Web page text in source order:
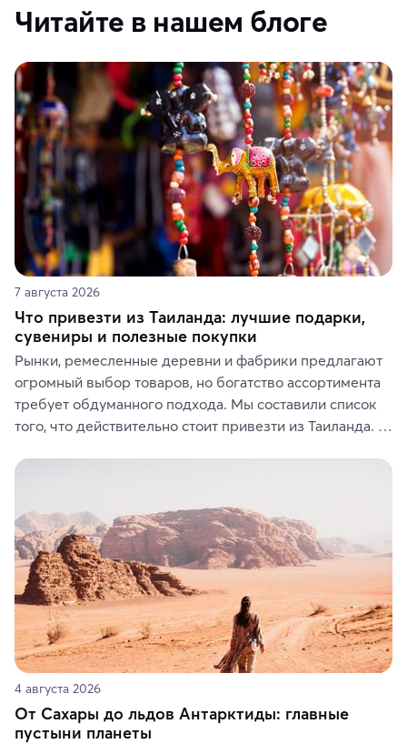
Читайте в нашем блоге
7 августа 2026
Что привезти из Таиланда: лучшие подарки,
сувениры и полезные покупки
Рынки, ремесленные деревни и фабрики предлагают
огромный выбор товаров, но богатство ассортимента
требует обдуманного подхода. Мы составили список
того, что действительно стоит привезти из Таиланда.
средства, одежду, украшения, предметы интерьера
где их купить.
4 августа 2026
От Сахары до льдов Антарктиды: главные
пустыни планеты